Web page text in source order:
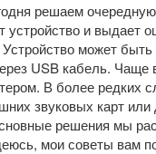
решаем
устройство и выдает
может
USB кабель. Чаще
В более редких
звуковых карт или
решения мы
мои советы вам